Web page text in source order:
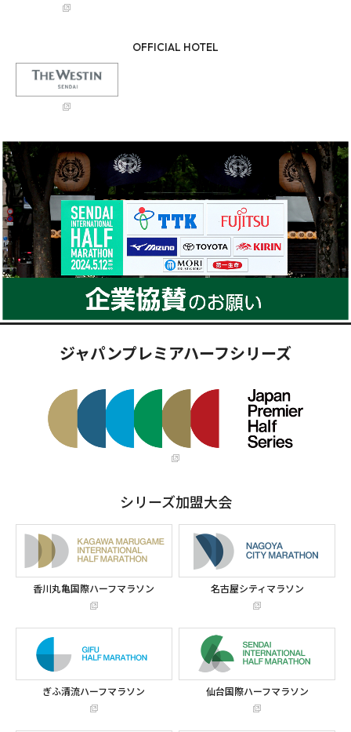
OFFICIAL HOTEL
ジャパンプレミアハーフシリーズ
シリーズ加盟大会
香川丸亀国際ハーフマラソン 名古屋シティマラソン
ぎふ清流ハーフマラソン 仙台国際ハーフマラソン